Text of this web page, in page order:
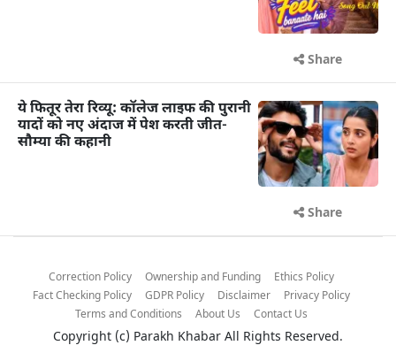
Share
ये फितूर तेरा रिव्यू: कॉलेज लाइफ की पुरानी
यादों को नए अंदाज में पेश करती जीत-
सौम्या की कहानी
Share
Correction Policy Ownership and Funding
Ethics Policy
Fact Checking Policy
GDPR Policy Disclaimer
Privacy Policy
Terms and Conditions
About Us Contact Us
Copyright (c) Parakh Khabar All Rights Reserved.